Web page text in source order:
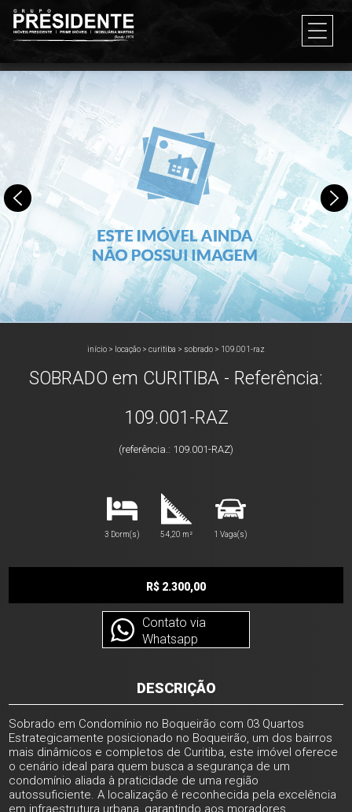
início > locação > curitiba > sobrado > 109.001-raz
SOBRADO em CURITIBA - Referência:
109.001-RAZ
(referência.: 109.001-RAZ)
3 Dorm(s) 54,20 m² 1 Vaga(s)
R$ 2.300,00
Contato via
Whatsapp
DESCRIÇÃO
Sobrado em Condomínio no Boqueirão com 03 Quartos
Estrategicamente posicionado no Boqueirão, um dos bairros
mais dinâmicos e completos de Curitiba, este imóvel oferece
o cenário ideal para quem busca a segurança de um
condomínio aliada à praticidade de uma região
autossuficiente. A localização é reconhecida pela excelência
em infraestrutura urbana, garantindo aos moradores